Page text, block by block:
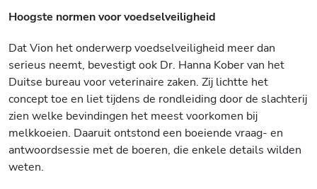
Hoogste normen voor voedselveiligheid
Dat Vion het onderwerp voedselveiligheid meer dan
serieus neemt, bevestigt ook Dr. Hanna Kober van het
Duitse bureau voor veterinaire zaken. Zij lichtte het
concept toe en liet tijdens de rondleiding door de slachterij
zien welke bevindingen het meest voorkomen bij
melkkoeien. Daaruit ontstond een boeiende vraag- en
antwoordsessie met de boeren, die enkele details wilden
weten.